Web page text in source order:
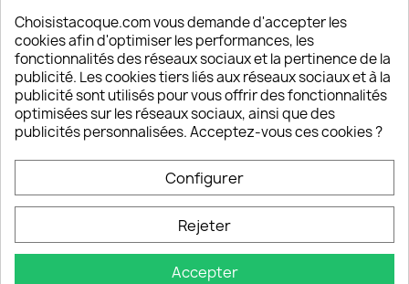
Un SAV à votre écoute
Notre SAV est disponible 6/7J de 10h à 18H
INFORMATIONS 
VOTRE COMPTE 
Choisistacoque.com vous demande d'accepter les
cookies afin d'optimiser les performances, les
fonctionnalités des réseaux sociaux et la pertinence de la
publicité. Les cookies tiers liés aux réseaux sociaux et à la
publicité sont utilisés pour vous offrir des fonctionnalités
optimisées sur les réseaux sociaux, ainsi que des
publicités personnalisées. Acceptez-vous ces cookies ?
Configurer
Rejeter
Accepter